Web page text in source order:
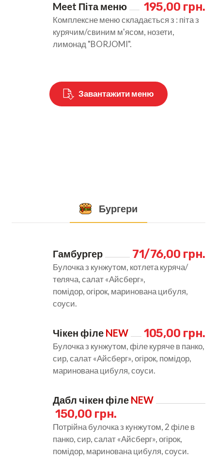
Meet Піта меню 195,00 грн.
Комплексне меню складається з : піта з
курячим/свиним м'ясом, нозети,
лимонад "BORJOMI".
Завантажити меню
Бургери
Гамбургер 71/76,00 грн.
Булочка з кунжутом, котлета куряча/
теляча, салат «Айсберг»,
помідор, огірок, маринована цибуля,
соуси.
Чікен філе NEW 105,00 грн.
Булочка з кунжутом, філе куряче в панко,
сир, салат «Айсберг», огірок, помідор,
маринована цибуля, соуси.
Дабл чікен філе NEW
150,00 грн.
Потрійна булочка з кунжутом, 2 філе в
панко, сир, салат «Айсберг», огірок,
помідор, маринована цибуля, соуси.